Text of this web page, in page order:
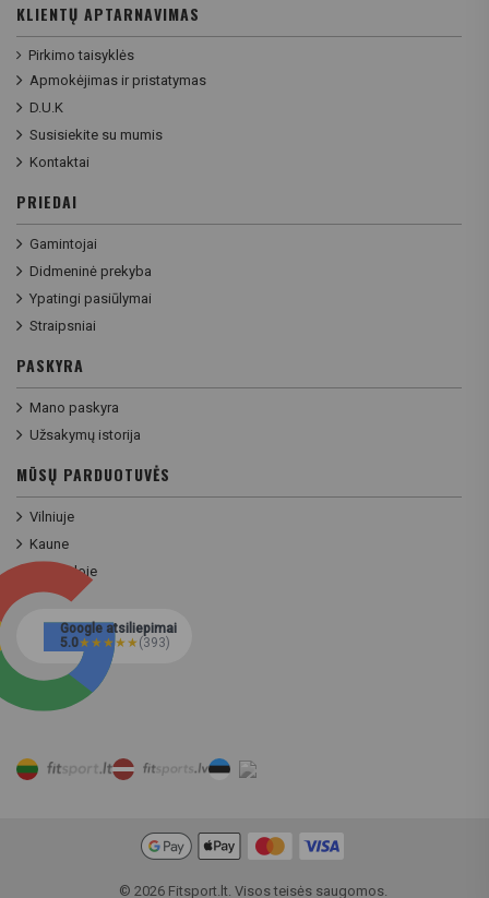
KLIENTŲ APTARNAVIMAS
Pirkimo taisyklės
Apmokėjimas ir pristatymas
D.U.K
Susisiekite su mumis
Kontaktai
PRIEDAI
Gamintojai
Didmeninė prekyba
Ypatingi pasiūlymai
Straipsniai
PASKYRA
Mano paskyra
Užsakymų istorija
MŪSŲ PARDUOTUVĖS
Vilniuje
Kaune
Klaipėdoje
Google atsiliepimai
5.0★★★★★(393)
© 2026 Fitsport.lt. Visos teisės saugomos.